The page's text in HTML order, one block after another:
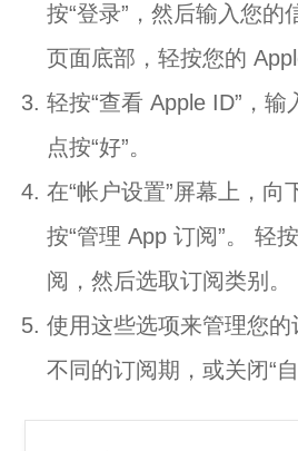
按“登录”，然后输入您的
页面底部，轻按您的
轻按“查看 Apple ID”，
点按“好”。
在“帐户设置”屏幕上，向
按“管理 App 订阅”。 轻
阅，然后选取订阅类别。
使用这些选项来管理您的
不同的订阅期，或关闭“自